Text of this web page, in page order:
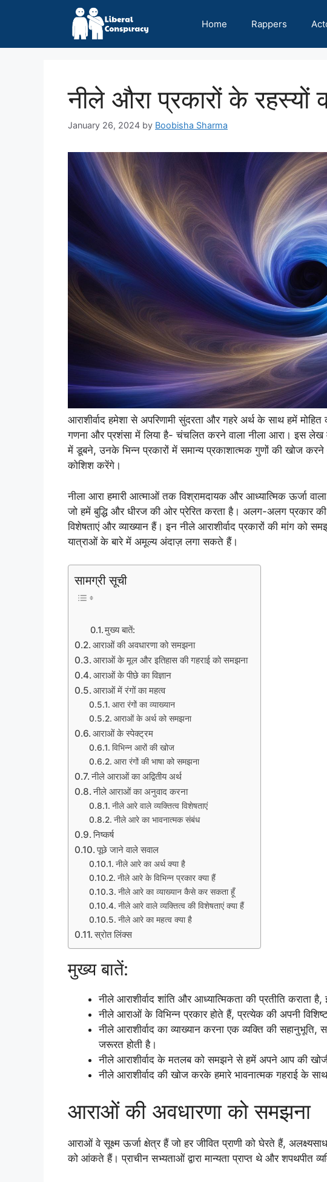
Home Rappers
नीले औरा प्रकारों के रहस्यों
January 26, 2024 by Boobisha Sharma
आराशीर्वाद हमेशा से अपरिणामी सुंदरता और गहरे अर्थ के साथ हमें
गणना और प्रशंसा में लिया है- चंचलित करने वाला नीला आरा। इस लेख
में डूबने, उनके भिन्न प्रकारों में समान्य प्रकाशात्मक गुणों की खोज
कोशिश करेंगे।
नीला आरा हमारी आत्माओं तक विश्रामदायक और आध्यात्मिक ऊर्जा
जो हमें बुद्धि और धीरज की ओर प्रेरित करता है। अलग-अलग प्रकार की
विशेषताएं और व्याख्यान हैं। इन नीले आराशीर्वाद प्रकारों की मांग
यात्राओं के बारे में अमूल्य अंदाज़ लगा सकते हैं।
सामग्री सूची
मुख्य बातें:
आराओं की अवधारणा को समझना
आराओं के मूल और इतिहास की गहराई को समझना
आराओं के पीछे का विज्ञान
आराओं में रंगों का महत्व
आरा रंगों का व्याख्यान
आराओं के अर्थ को समझना
आराओं के स्पेक्ट्रम
विभिन्न आरों की खोज
आरा रंगों की भाषा को समझना
नीले आराओं का अद्वितीय अर्थ
नीले आराओं का अनुवाद करना
नीले आरे वाले व्यक्तित्व विशेषताएं
नीले आरे का भावनात्मक संबंध
निष्कर्ष
पूछे जाने वाले सवाल
नीले आरे का अर्थ क्या है
नीले आरे के विभिन्न प्रकार क्या हैं
नीले आरे का व्याख्यान कैसे कर सकता हूँ
नीले आरे वाले व्यक्तित्व की विशेषताएं क्या हैं
नीले आरे का महत्व क्या है
स्रोत लिंक्स
मुख्य बातें:
नीले आराशीर्वाद शांति और आध्यात्मिकता की प्रतीति कराता
नीले आराओं के विभिन्न प्रकार होते हैं, प्रत्येक की अपनी
नीले आराशीर्वाद का व्याख्यान करना एक व्यक्ति की
जरूरत होती है।
नीले आराशीर्वाद के मतलब को समझने से हमें अपने आप की खोजी
नीले आराशीर्वाद की खोज करके हमारे भावनात्मक गहराई के
आराओं की अवधारणा को समझना
आराओं वे सूक्ष्म ऊर्जा क्षेत्र हैं जो हर जीवित प्राणी को घेरते हैं,
को आंकते हैं। प्राचीन सभ्यताओं द्वारा मान्यता प्राप्त थे और शपथपीत